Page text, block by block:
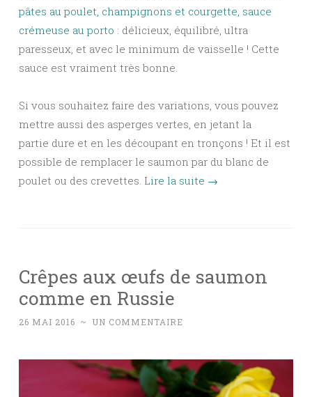
pâtes au poulet, champignons et courgette, sauce
crémeuse au porto : délicieux, équilibré, ultra
paresseux, et avec le minimum de vaisselle ! Cette
sauce est vraiment très bonne.
Si vous souhaitez faire des variations, vous pouvez
mettre aussi des asperges vertes, en jetant la
partie dure et en les découpant en tronçons ! Et il est
possible de remplacer le saumon par du blanc de
poulet ou des crevettes. Lire la suite →
Crêpes aux œufs de saumon
comme en Russie
26 MAI 2016 ~ UN COMMENTAIRE